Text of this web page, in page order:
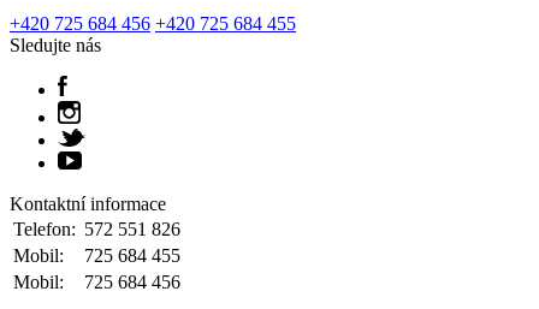
+420 725 684 456 +420 725 684 455
Sledujte nás
Kontaktní informace
Telefon: 572 551 826
Mobil:
725 684 455
Mobil:
725 684 456